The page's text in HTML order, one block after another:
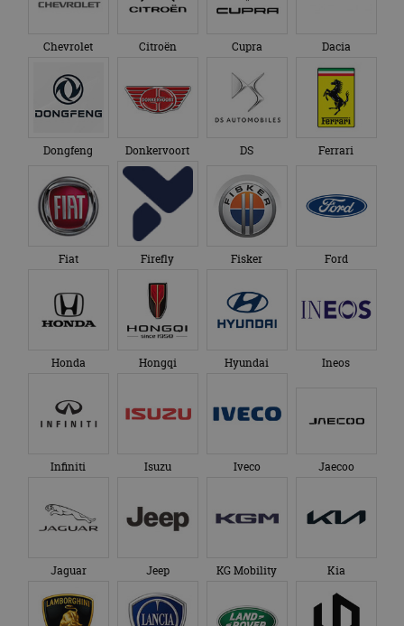
Chevrolet Citroën Cupra Dacia
Dongfeng Donkervoort DS Ferrari
Fiat Firefly Fisker Ford
Honda Hongqi Hyundai Ineos
Infiniti Isuzu Iveco Jaecoo
Jaguar Jeep KG Mobility Kia